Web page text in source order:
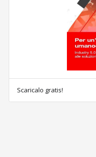
Scaricalo gratis!